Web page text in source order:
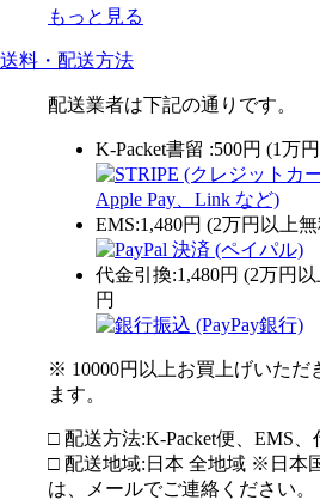
もっと見る
送料・配送方法
配送業者は下記の通りです。
K-Packet書留 :500円 (1万
EMS:1,480円 (2万円以上
代金引換:1,480円 (2万円
円
※ 10000円以上お買上げいただ
ます。
□ 配送方法:K-Packet便、EMS
□ 配送地域:日本 全地域 ※日本
は、メールでご連絡ください。